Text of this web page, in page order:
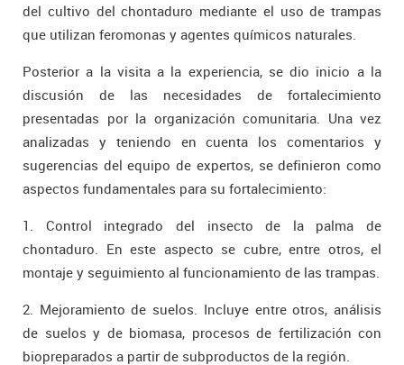
del cultivo del chontaduro mediante el uso de trampas
que utilizan feromonas y agentes químicos naturales.
Posterior a la visita a la experiencia, se dio inicio a la
discusión de las necesidades de fortalecimiento
presentadas por la organización comunitaria. Una vez
analizadas y teniendo en cuenta los comentarios y
sugerencias del equipo de expertos, se definieron como
aspectos fundamentales para su fortalecimiento:
1. Control integrado del insecto de la palma de
chontaduro. En este aspecto se cubre, entre otros, el
montaje y seguimiento al funcionamiento de las trampas.
2. Mejoramiento de suelos. Incluye entre otros, análisis
de suelos y de biomasa, procesos de fertilización con
biopreparados a partir de subproductos de la región.